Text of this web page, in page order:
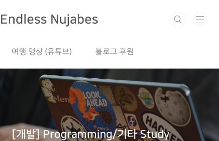
Endless Nujabes
여행 영상 (유튜브) 블로그 후원
[개발] Programming/기타 Study